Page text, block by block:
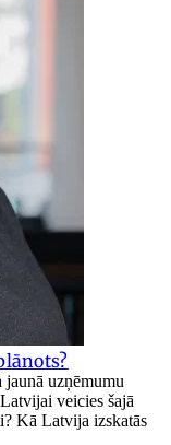
uzņēmumu
veicies šajā
Kā Latvija izskatās